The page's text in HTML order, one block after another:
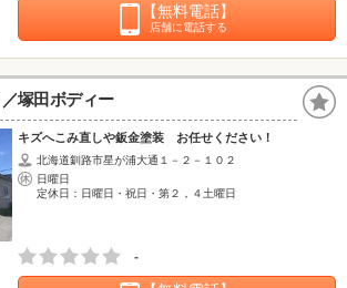
【無料電話】
店舗に電話する
／塚田ボディー
キズへこみ直しや鈑金塗装 お任せください！
北海道釧路市星が浦大通１－２－１０２
日曜日
定休日：日曜日・祝日・第２，４土曜日
-